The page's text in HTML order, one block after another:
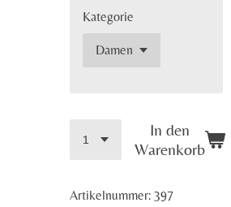
Kategorie
In den
Warenkorb
Artikelnummer: 397